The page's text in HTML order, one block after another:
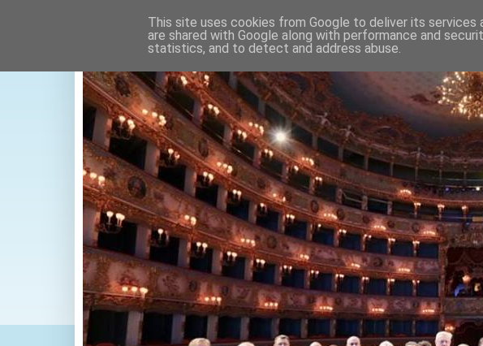
This site uses cookies from Google to deliver its services
are shared with Google along with performance and
statistics, and to detect and address abuse.